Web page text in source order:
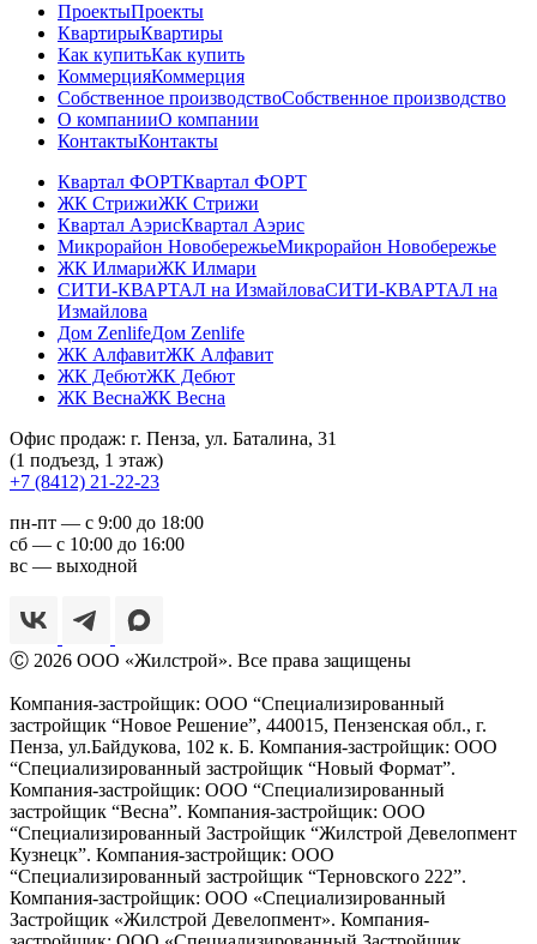
ПроектыПроекты
КвартирыКвартиры
Как купитьКак купить
КоммерцияКоммерция
Собственное производствоСобственное производство
О компанииО компании
КонтактыКонтакты
Квартал ФОРТКвартал ФОРТ
ЖК СтрижиЖК Стрижи
Квартал АэрисКвартал Аэрис
Микрорайон НовобережьеМикрорайон Новобережье
ЖК ИлмариЖК Илмари
СИТИ-КВАРТАЛ на ИзмайловаСИТИ-КВАРТАЛ на
Измайлова
Дом ZenlifeДом Zenlife
ЖК АлфавитЖК Алфавит
ЖК ДебютЖК Дебют
ЖК ВеснаЖК Весна
Офис продаж: г. Пенза, ул. Баталина, 31
(1 подъезд, 1 этаж)
+7 (8412) 21-22-23
пн-пт — с 9:00 до 18:00
сб — с 10:00 до 16:00
вс — выходной
Ⓒ 2026 ООО «Жилстрой». Все права защищены
Компания-застройщик: ООО “Специализированный
застройщик “Новое Решение”, 440015, Пензенская обл., г.
Пенза, ул.Байдукова, 102 к. Б. Компания-застройщик: ООО
“Специализированный застройщик “Новый Формат”.
Компания-застройщик: ООО “Специализированный
застройщик “Весна”. Компания-застройщик: ООО
“Специализированный Застройщик “Жилстрой Девелопмент
Кузнецк”. Компания-застройщик: ООО
“Специализированный застройщик “Терновского 222”.
Компания-застройщик: ООО «Специализированный
Застройщик «Жилстрой Девелопмент». Компания-